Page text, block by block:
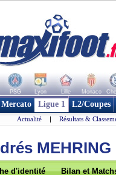
PSG Lyon Lille Monaco
Mercato Ligue 1 L2/Coupes
Actualité | Résultats &
MEHRING
d'identité Bilan et